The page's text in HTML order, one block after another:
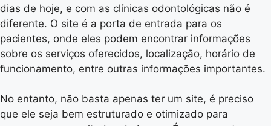
dias de hoje, e com as clínicas odontológicas não é
diferente. O site é a porta de entrada para os
pacientes, onde eles podem encontrar informações
sobre os serviços oferecidos, localização, horário de
funcionamento, entre outras informações importantes.
No entanto, não basta apenas ter um site, é preciso
que ele seja bem estruturado e otimizado para